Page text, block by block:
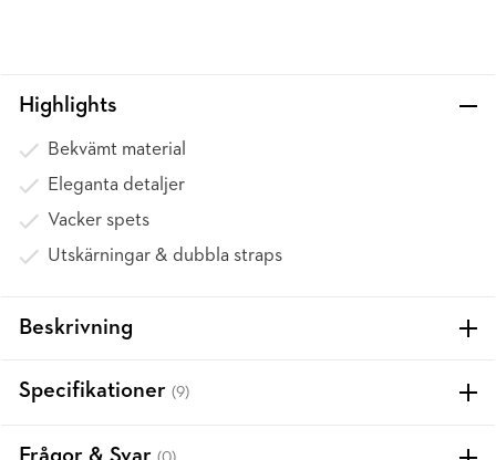
Highlights
Bekvämt material
Eleganta detaljer
Vacker spets
Utskärningar & dubbla straps
Beskrivning
Specifikationer (9)